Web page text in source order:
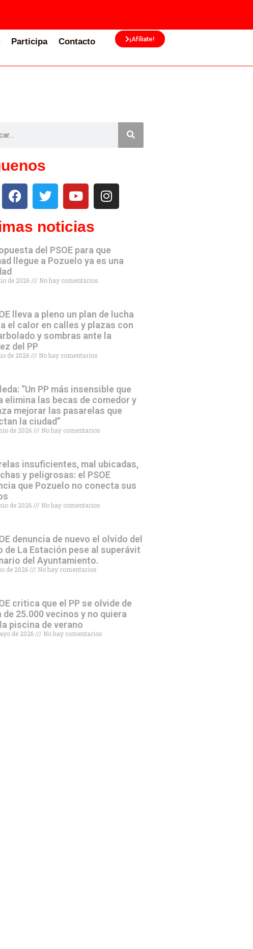
Participa Contacto ¡Afíliate!
noticias
del PSOE para que
llegue a Pozuelo ya es una
de 2026 No hay comentarios
lleva a pleno un plan de lucha
el calor en calles y plazas con
y sombras ante la
del PP
de 2026 No hay comentarios
“Un PP más insensible que
elimina las becas de comedor y
mejorar las pasarelas que
la ciudad”
de 2026 No hay comentarios
insuficientes, mal ubicadas,
y peligrosas: el PSOE
que Pozuelo no conecta sus
de 2026 No hay comentarios
denuncia de nuevo el olvido del
de La Estación pese al superávit
del Ayuntamiento.
de 2026 No hay comentarios
critica que el PP se olvide de
de 25.000 vecinos y no quiera
piscina de verano
de 2026 No hay comentarios